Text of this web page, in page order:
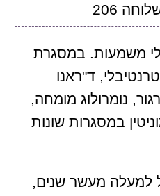
משמעות. במסגרת
ד"ראנו
נומרולוג מומחה,
במסגרות שונות
למעלה מעשר שנים,